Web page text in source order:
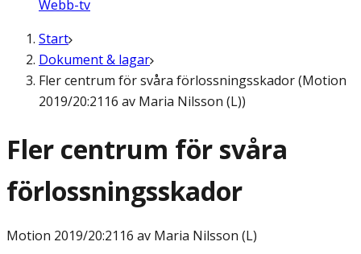
Webb-tv
Start
Dokument & lagar
Fler centrum för svåra förlossningsskador (Motion
2019/20:2116 av Maria Nilsson (L))
Fler centrum för svåra
förlossningsskador
Motion 2019/20:2116 av Maria Nilsson (L)